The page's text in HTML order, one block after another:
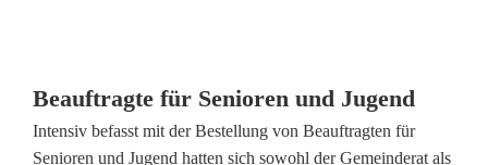
s
Beauftragte für Senioren und Jugend
Intensiv befasst mit der Bestellung von Beauftragten für
Senioren und Jugend hatten sich sowohl der Gemeinderat als